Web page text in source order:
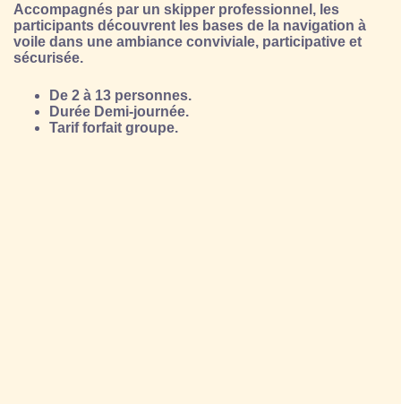
Accompagnés par un skipper professionnel, les
participants découvrent les bases de la navigation à
voile dans une ambiance conviviale, participative et
sécurisée.
De 2 à 13 personnes.
Durée Demi-journée.
Tarif forfait groupe.